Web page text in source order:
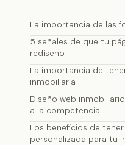
La importancia de las
5 señales de que tu
rediseño
La importancia de
inmobiliaria
Diseño web
a la competencia
Los beneficios de
personalizada para tu